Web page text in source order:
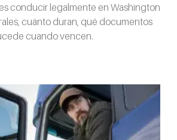
conducir legalmente en Washington
cuánto duran, qué documentos
cuando vencen.